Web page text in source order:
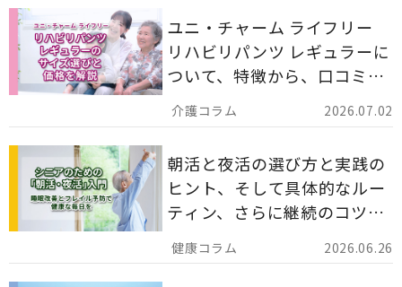
2026.07.02
ユニ・チャーム ライフリー
リハビリパンツ レギュラーに
ついて、特徴から、口コミ、
災害備蓄としての活用法まで
分かりやすく解説します。
2026.06.26
朝活と夜活の選び方と実践の
ヒント、そして具体的なルー
ティン、さらに継続のコツま
でを詳しくご紹介します。